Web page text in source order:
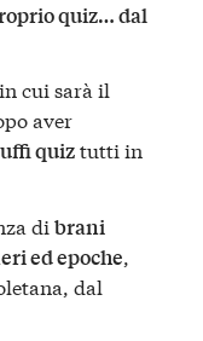
quiz… dal
cui sarà il
aver
quiztutti in
di brani
ed epoche,
dal